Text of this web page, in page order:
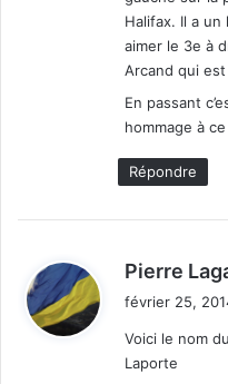
Halifax. Il a
aimer le 3e à
Arcand qui
En passant
hommage à
Répondre
Pierre
février 25,
Voici le nom
Laporte